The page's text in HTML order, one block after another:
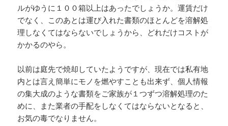
ルがゆうに１００箱以上はあったでしょうか。運賃だけ
でなく、このあとは運び入れた書類のほとんどを溶解処
理しなくてはならないでしょうから、どれだけコストが
かかるのやら。
以前は庭先で焼却していたようですが、現在では私有地
内とは言え簡単にモノを燃やすことも出来ず、個人情報
の集大成のような書類をご家族が１つずつ溶解処理のた
めに、また業者の手配をしなくてはならないとなると、
お気の毒でなりません。